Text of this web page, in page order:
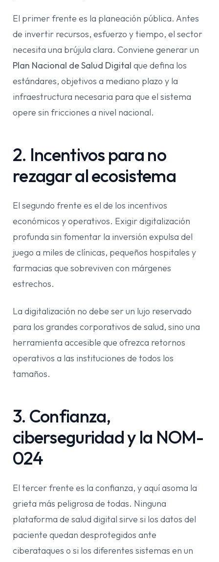
El primer frente es la planeación pública. Antes
de invertir recursos, esfuerzo y tiempo, el sector
necesita una brújula clara. Conviene generar un
Plan Nacional de Salud Digital que defina los
estándares, objetivos a mediano plazo y la
infraestructura necesaria para que el sistema
opere sin fricciones a nivel nacional.
2. Incentivos para no
rezagar al ecosistema
El segundo frente es el de los incentivos
económicos y operativos. Exigir digitalización
profunda sin fomentar la inversión expulsa del
juego a miles de clínicas, pequeños hospitales y
farmacias que sobreviven con márgenes
estrechos.
La digitalización no debe ser un lujo reservado
para los grandes corporativos de salud, sino una
herramienta accesible que ofrezca retornos
operativos a las instituciones de todos los
tamaños.
3. Confianza,
ciberseguridad y la NOM-
024
El tercer frente es la confianza, y aquí asoma la
grieta más peligrosa de todas. Ninguna
plataforma de salud digital sirve si los datos del
paciente quedan desprotegidos ante
ciberataques o si los diferentes sistemas en un